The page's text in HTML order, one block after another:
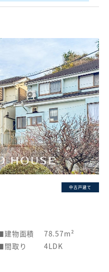
中古戸建て
建物面積
78.57m²
間取り 4LDK